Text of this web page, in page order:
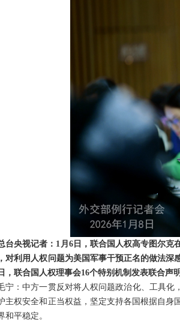
台央视记者：1月6日，联合国人权高专图尔
对利用人权问题为美国军事干预正名的做法
，联合国人权理事会16个特别机制发表联合
宁：中方一贯反对将人权问题政治化、工具化
主权安全和正当权益，坚定支持各国根据自
和平稳定。